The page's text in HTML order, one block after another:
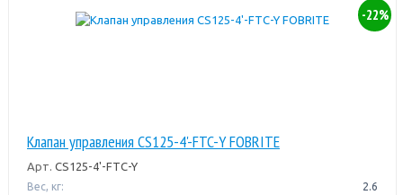
-22%
Клапан управления CS125-4'-FTC-Y FOBRITE
Арт. CS125-4'-FTC-Y
Вес, кг: 2.6